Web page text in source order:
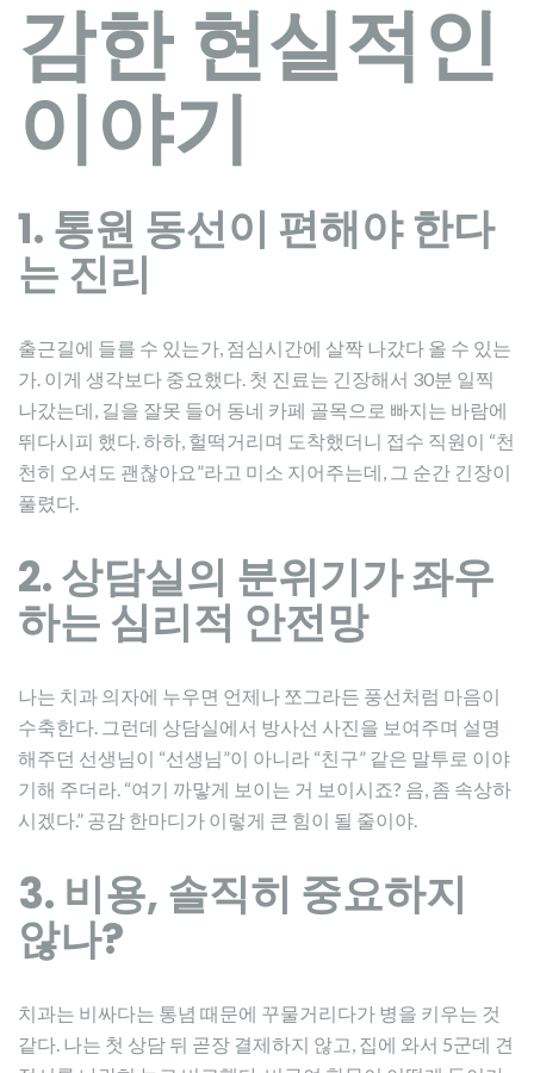
감한 현실적인
이야기
1. 통원 동선이 편해야 한다
는 진리
출근길에 들를 수 있는가, 점심시간에 살짝 나갔다 올 수 있는
가. 이게 생각보다 중요했다. 첫 진료는 긴장해서 30분 일찍
나갔는데, 길을 잘못 들어 동네 카페 골목으로 빠지는 바람에
뛰다시피 했다. 하하, 헐떡거리며 도착했더니 접수 직원이 “천
천히 오셔도 괜찮아요”라고 미소 지어주는데, 그 순간 긴장이
풀렸다.
2. 상담실의 분위기가 좌우
하는 심리적 안전망
나는 치과 의자에 누우면 언제나 쪼그라든 풍선처럼 마음이
수축한다. 그런데 상담실에서 방사선 사진을 보여주며 설명
해주던 선생님이 “선생님”이 아니라 “친구” 같은 말투로 이야
기해 주더라. “여기 까맣게 보이는 거 보이시죠? 음, 좀 속상하
시겠다.” 공감 한마디가 이렇게 큰 힘이 될 줄이야.
3. 비용, 솔직히 중요하지
않나?
치과는 비싸다는 통념 때문에 꾸물거리다가 병을 키우는 것
같다. 나는 첫 상담 뒤 곧장 결제하지 않고, 집에 와서 5군데 견